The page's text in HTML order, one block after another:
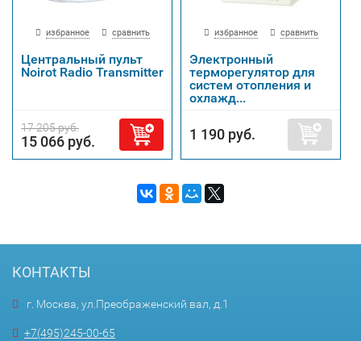
избранное сравнить
Центральный пульт
Noirot Radio Transmitter
17 205 руб.
15 066 руб.
избранное сравнить
Электронный
терморегулятор для
систем отопления и
охлажд...
1 190 руб.
КОНТАКТЫ
г. Москва, ул.Преображенский вал, д.1
+7(495)245-00-65